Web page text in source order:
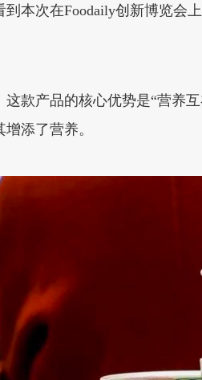
到本次在Foodaily创新博览会
这款产品的核心优势是“营养
添了营养。